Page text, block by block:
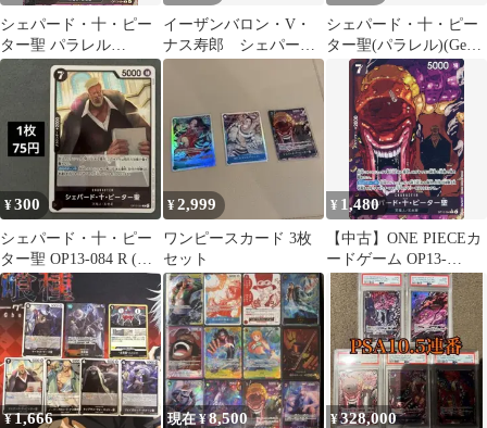
シェパード・十・ピー
ター聖 パラレル
OP13/084/R
イーザンバロン・V・
ナス寿郎 シェパー
ド・十・ピーター聖
シェパード・十・ピー
ター聖(パラレル)(Gege
Akutami) R★ ＯＮＥＰ
ＩＥＣＥカードゲーム
¥300
シェパード・十・ピー
ター聖 OP13-084 R (在
庫3)
¥2,999
ワンピースカード 3枚
セット
¥ 1,480
【中古】ONE PIECEカ
ードゲーム OP13-
084[R]：(パラレル)シェ
パード・十・ピーター
聖
¥1,666 現在 ¥8,500 ¥328,000